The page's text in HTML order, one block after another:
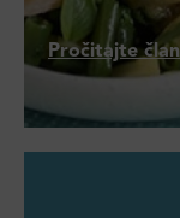
Pročitajte